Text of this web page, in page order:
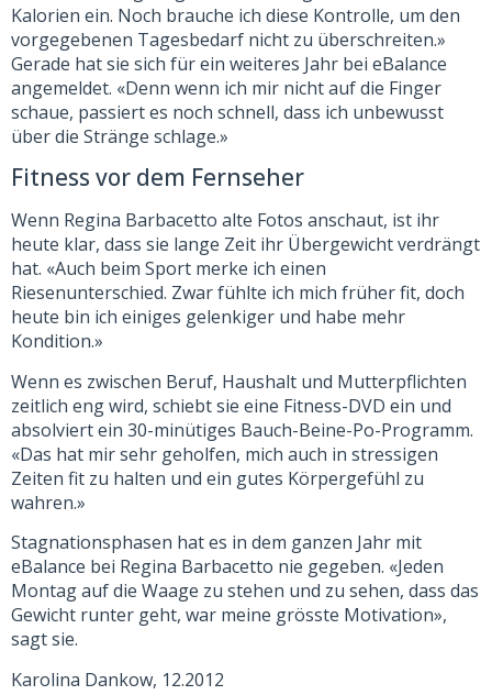
Kalorien ein. Noch brauche ich diese Kontrolle, um den
vorgegebenen Tagesbedarf nicht zu überschreiten.»
Gerade hat sie sich für ein weiteres Jahr bei eBalance
angemeldet. «Denn wenn ich mir nicht auf die Finger
schaue, passiert es noch schnell, dass ich unbewusst
über die Stränge schlage.»
Fitness vor dem Fernseher
Wenn Regina Barbacetto alte Fotos anschaut, ist ihr
heute klar, dass sie lange Zeit ihr Übergewicht verdrängt
hat. «Auch beim Sport merke ich einen
Riesenunterschied. Zwar fühlte ich mich früher fit, doch
heute bin ich einiges gelenkiger und habe mehr
Kondition.»
Wenn es zwischen Beruf, Haushalt und Mutterpflichten
zeitlich eng wird, schiebt sie eine Fitness-DVD ein und
absolviert ein 30-minütiges Bauch-Beine-Po-Programm.
«Das hat mir sehr geholfen, mich auch in stressigen
Zeiten fit zu halten und ein gutes Körpergefühl zu
wahren.»
Stagnationsphasen hat es in dem ganzen Jahr mit
eBalance bei Regina Barbacetto nie gegeben. «Jeden
Montag auf die Waage zu stehen und zu sehen, dass das
Gewicht runter geht, war meine grösste Motivation»,
sagt sie.
Karolina Dankow, 12.2012